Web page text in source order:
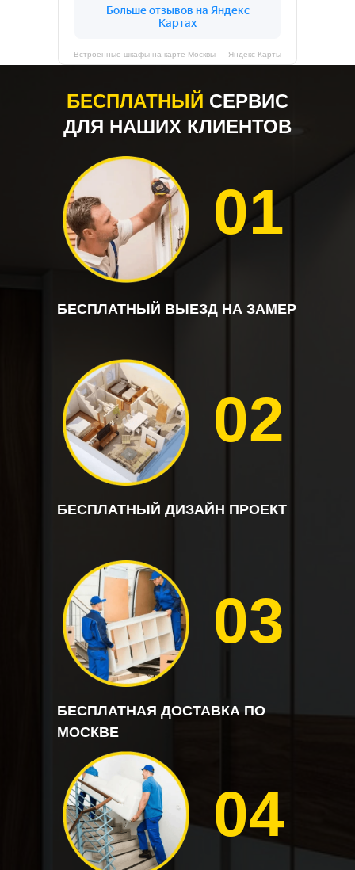
Встроенные шкафы на карте Москвы — Яндекс Карты
БЕСПЛАТНЫЙ ВЫЕЗД НА ЗАМЕР
01
БЕСПЛАТНЫЙ ДИЗАЙН ПРОЕКТ
02
БЕСПЛАТНАЯ ДОСТАВКА ПО
МОСКВЕ
03
04
БЕСПЛАТНЫЙ СЕРВИС
ДЛЯ НАШИХ КЛИЕНТОВ